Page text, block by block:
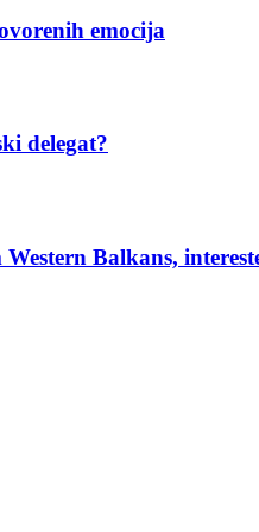
emocija
delegat?
Balkans,